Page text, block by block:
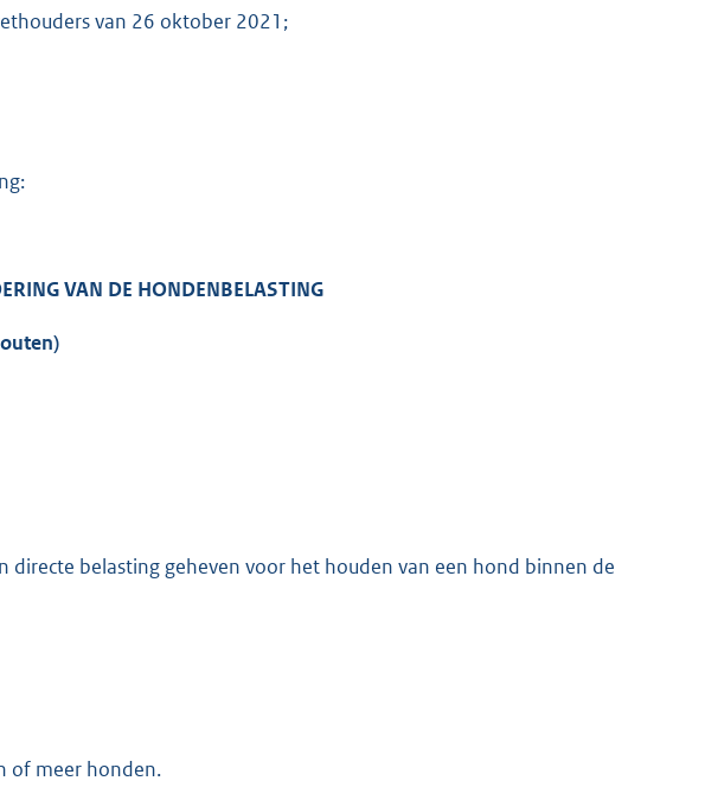
t
van 26 oktober 2021;
VAN DE HONDENBELASTING
belasting geheven voor het houden van een hond binnen de
of meer honden.